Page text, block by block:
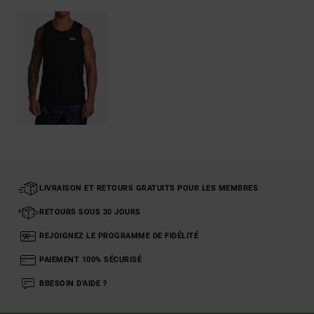
LIVRAISON ET RETOURS GRATUITS POUR LES MEMBRES
RETOURS SOUS 30 JOURS
REJOIGNEZ LE PROGRAMME DE FIDÉLITÉ
PAIEMENT 100% SÉCURISÉ
BBESOIN D'AIDE ?